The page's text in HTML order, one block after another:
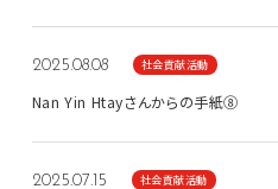
2025.08.08 社会貢献活動
Nan Yin Htayさんからの手紙⑧
2025.07.15 社会貢献活動